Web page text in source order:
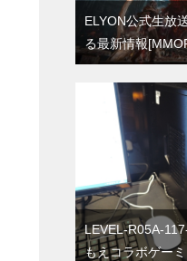
ELYON公式生放
る最新情報
LEVEL-R05A-
もえコラボゲー